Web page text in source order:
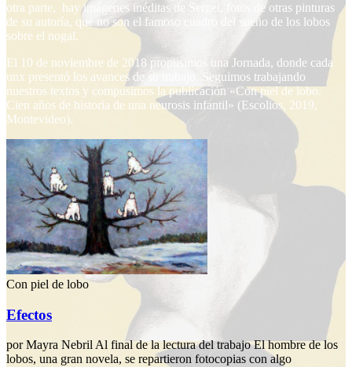
otra parte, hay imágenes inéditas de Sergei, fotos de otras pinturas
de su autoría, que no son el famoso cuadro del sueño de los lobos
sobre el nogal.
El 10 de noviembre de 2018 propusimos una Jornada, donde cada
unx presentó los avances de su trabajo. Seguimos trabajando
nuestros textos y compusimos la publicación «Con piel de lobo.
Cien años de historia de una neurosis infantil» (Escolios, 2019,
Montevideo).
Con piel de lobo
Efectos
por Mayra Nebril Al final de la lectura del trabajo El hombre de los
lobos, una gran novela, se repartieron fotocopias con algo